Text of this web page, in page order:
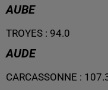
AUBE
TROYES : 94.0
AUDE
CARCASSONNE :